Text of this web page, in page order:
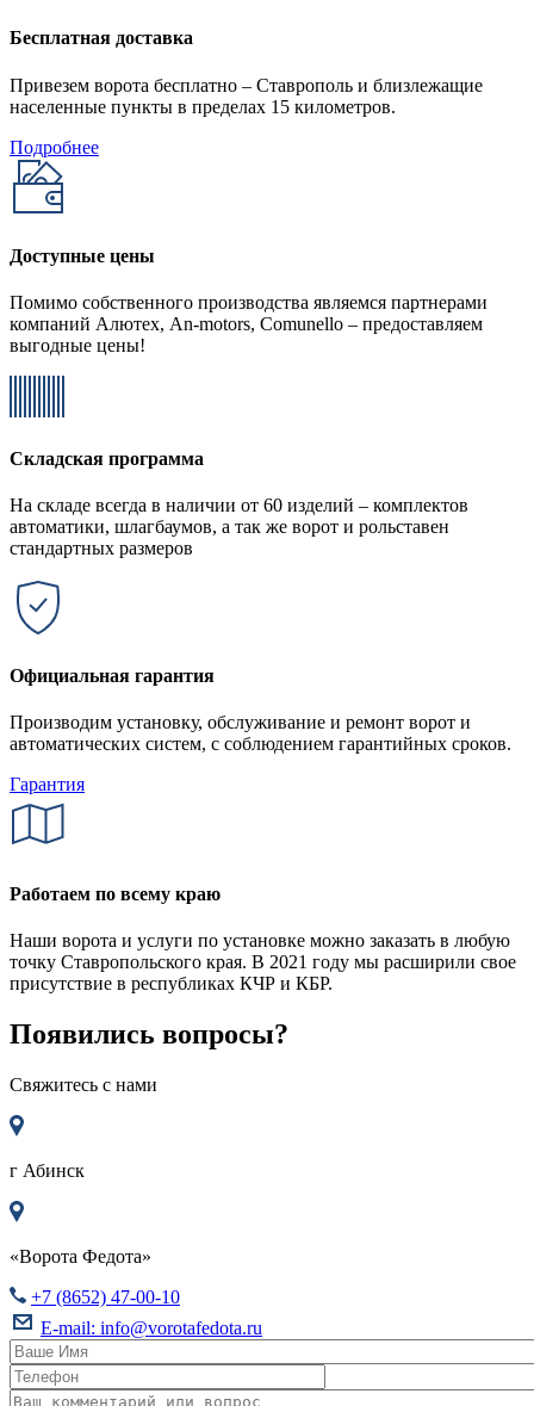
Бесплатная доставка
Привезем ворота бесплатно – Ставрополь и близлежащие
населенные пункты в пределах 15 километров.
Подробнее
Доступные цены
Помимо собственного производства являемся партнерами
компаний Алютех, An-motors, Comunello – предоставляем
выгодные цены!
Складская программа
На складе всегда в наличии от 60 изделий – комплектов
автоматики, шлагбаумов, а так же ворот и рольставен
стандартных размеров
Официальная гарантия
Производим установку, обслуживание и ремонт ворот и
автоматических систем, с соблюдением гарантийных сроков.
Гарантия
Работаем по всему краю
Наши ворота и услуги по установке можно заказать в любую
точку Ставропольского края. В 2021 году мы расширили свое
присутствие в республиках КЧР и КБР.
Появились вопросы?
Свяжитесь с нами
г Абинск
«Ворота Федота»
+7 (8652) 47-00-10
E-mail: info@vorotafedota.ru